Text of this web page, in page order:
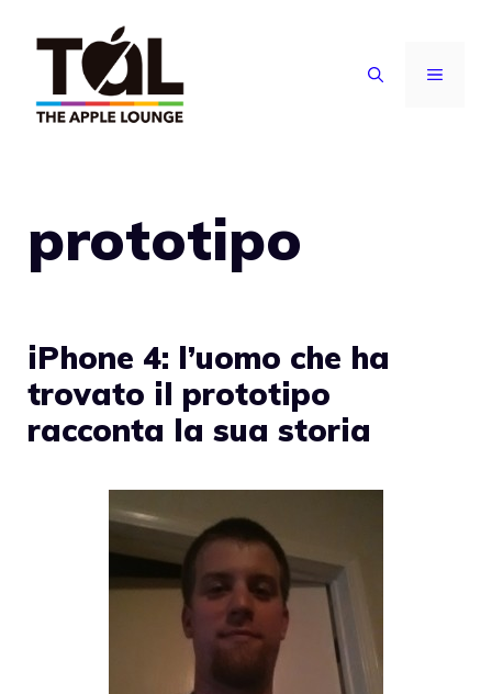
contenuto
MENU
prototipo
iPhone 4: l’uomo che ha
trovato il prototipo
racconta la sua storia